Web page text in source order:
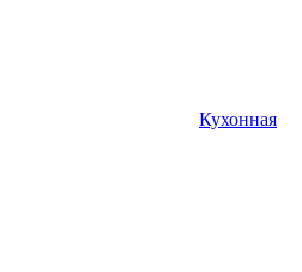
Кухонная